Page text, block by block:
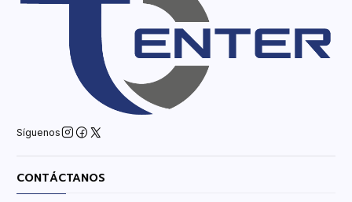
Síguenos
CONTÁCTANOS